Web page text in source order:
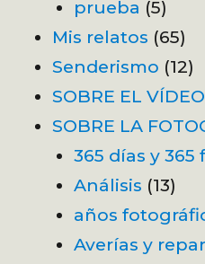
prueba (5)
Mis relatos (65)
Senderismo (12)
SOBRE EL VÍDEO
SOBRE LA
365 días y 365
Análisis (13)
años
Averías y